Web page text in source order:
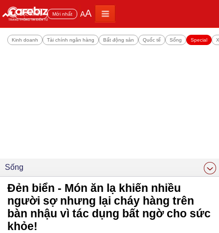
Đọc nhiều Mới nhất AA
Kinh doanh Tài chính ngân hàng Bất động sản Quốc tế Sống Special
Sống
Đẻn biển - Món ăn lạ khiến nhiều
người sợ nhưng lại cháy hàng trên
bàn nhậu vì tác dụng bất ngờ cho sức
khỏe!